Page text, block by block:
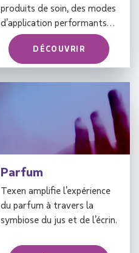
produits de soin, des modes
d’application performants…
DÉCOUVRIR
Parfum
Texen amplifie l’expérience
du parfum à travers la
symbiose du jus et de l’écrin.